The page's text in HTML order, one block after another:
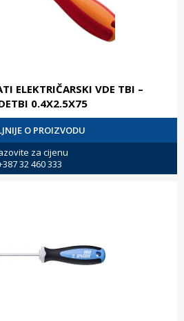
ELEKTRIČARSKI VDE TBI –
0.4X2.5X75
O PROIZVODU
za cijenu
32 460 333